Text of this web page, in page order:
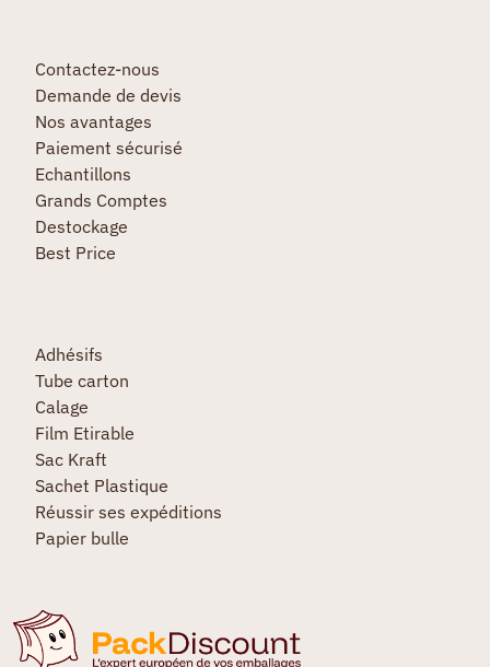
Contactez-nous
Demande de devis
Nos avantages
Paiement sécurisé
Echantillons
Grands Comptes
Destockage
Best Price
Adhésifs
Tube carton
Calage
Film Etirable
Sac Kraft
Sachet Plastique
Réussir ses expéditions
Papier bulle